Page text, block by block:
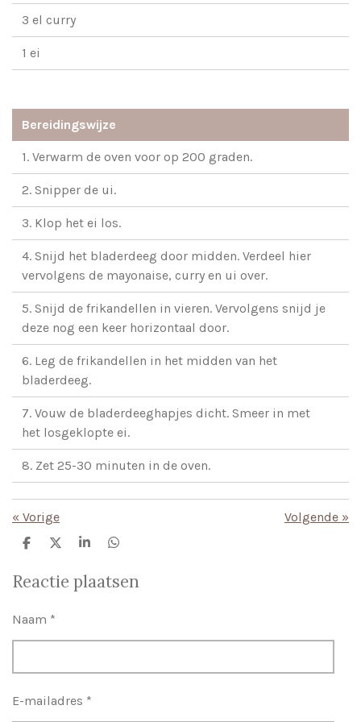
3 el curry
1 ei
Bereidingswijze
1. Verwarm de oven voor op 200 graden.
2. Snipper de ui.
3. Klop het ei los.
4. Snijd het bladerdeeg door midden. Verdeel hier
vervolgens de mayonaise, curry en ui over.
5. Snijd de frikandellen in vieren. Vervolgens snijd je
deze nog een keer horizontaal door.
6. Leg de frikandellen in het midden van het
bladerdeeg.
7. Vouw de bladerdeeghapjes dicht. Smeer in met
het losgeklopte ei.
8. Zet 25-30 minuten in de oven.
« Vorige Volgende »
D
e
D
e
l
S
a
r
D
e
Reactie plaatsen
Naam *
E-mailadres *